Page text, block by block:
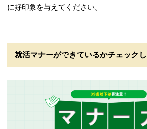
に好印象を与えてください。
就活マナーができているかチェックし